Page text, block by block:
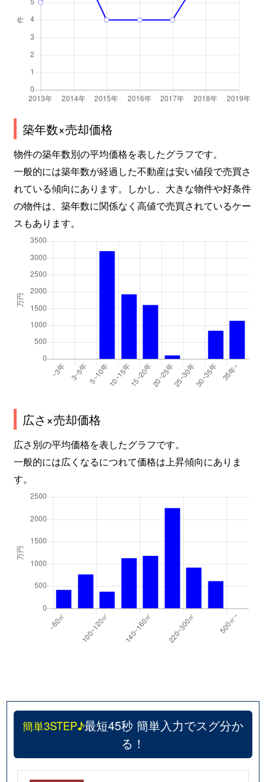
築年数×売却価格
物件の築年数別の平均価格を表したグラフです。
一般的には築年数が経過した不動産は安い値段で売買さ
れている傾向にあります。しかし、大きな物件や好条件
の物件は、築年数に関係なく高値で売買されているケー
スもあります。
広さ×売却価格
広さ別の平均価格を表したグラフです。
一般的には広くなるにつれて価格は上昇傾向にありま
す。
簡単3STEP♪最短45秒 簡単入力でスグ分か
る！